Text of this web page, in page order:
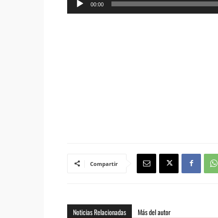
de
00:00
Compartir
Noticias Relacionadas Más del autor